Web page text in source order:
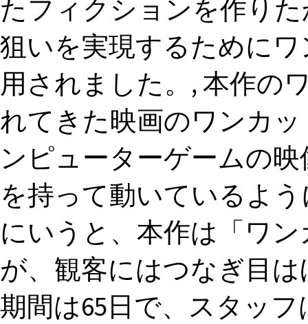
たフィクションを作り
狙いを実現するために
用されました。, 本作の
れてきた映画のワンカ
ンピューターゲームの
を持って動いているよ
にいうと、本作は「ワ
が、観客にはつなぎ目
期間は65日で、スタッ